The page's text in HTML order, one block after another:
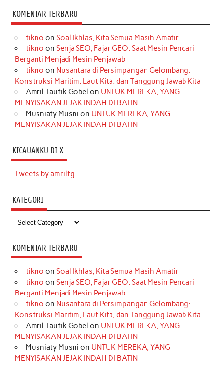
KOMENTAR TERBARU
tikno on Soal Ikhlas, Kita Semua Masih Amatir
tikno on Senja SEO, Fajar GEO: Saat Mesin Pencari
Berganti Menjadi Mesin Penjawab
tikno on Nusantara di Persimpangan Gelombang:
Konstruksi Maritim, Laut Kita, dan Tanggung Jawab Kita
Amril Taufik Gobel on UNTUK MEREKA, YANG
MENYISAKAN JEJAK INDAH DI BATIN
Musniaty Musni on UNTUK MEREKA, YANG
MENYISAKAN JEJAK INDAH DI BATIN
KICAUANKU DI X
Tweets by amriltg
KATEGORI
Kategori
KOMENTAR TERBARU
tikno on Soal Ikhlas, Kita Semua Masih Amatir
tikno on Senja SEO, Fajar GEO: Saat Mesin Pencari
Berganti Menjadi Mesin Penjawab
tikno on Nusantara di Persimpangan Gelombang:
Konstruksi Maritim, Laut Kita, dan Tanggung Jawab Kita
Amril Taufik Gobel on UNTUK MEREKA, YANG
MENYISAKAN JEJAK INDAH DI BATIN
Musniaty Musni on UNTUK MEREKA, YANG
MENYISAKAN JEJAK INDAH DI BATIN